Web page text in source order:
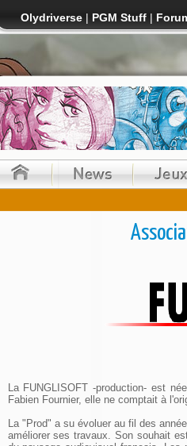
Olydriverse | PGM Stuff |
La FUNGLISOFT -production- est
Fabien Fournier, elle ne comptait à
La "Prod" a su évoluer au fil des
améliorer ses travaux. Son souhait